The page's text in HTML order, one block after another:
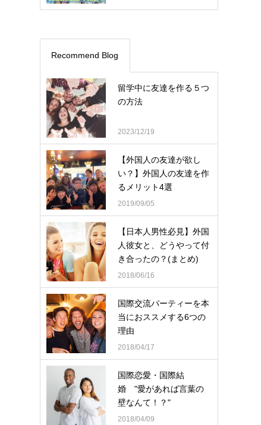
Recommend Blog
留学中に友達を作る５つ
の方法
2023/12/19
【外国人の友達が欲し
い？】外国人の友達を作
るメリット4選
2019/09/05
【日本人男性必見】外国
人彼女と、どうやって付
き合ったの？(まとめ)
2018/06/16
国際交流パーティーを本
当におススメする6つの
理由
2018/04/17
国際恋愛・国際結
婚 "愛があれば言葉の
壁なんて！？"
2018/04/09